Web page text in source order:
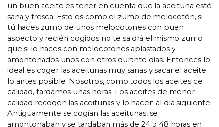
un buen aceite es tener en cuenta que la aceituna esté
sana y fresca. Esto es como el zumo de melocotón, si
tú haces zumo de unos melocotones con buen
aspecto y recién cogidos no te saldrá el mismo zumo
que si lo haces con melocotones aplastados y
amontonados unos con otros durante días. Entonces lo
ideal es coger las aceitunas muy sanas y sacar el aceite
lo antes posible. Nosotros, como todos los aceites de
calidad, tardamos unas horas. Los aceites de menor
calidad recogen las aceitunas y lo hacen al día siguiente.
Antiguamente se cogían las aceitunas, se
amontonaban y se tardaban más de 24 o 48 horas en